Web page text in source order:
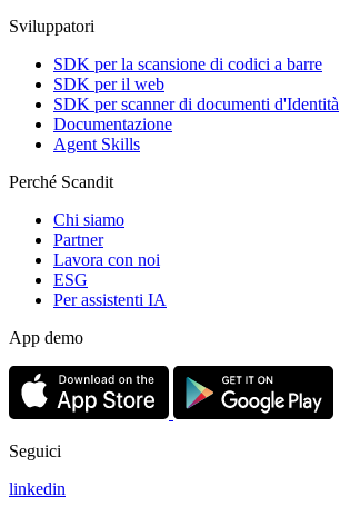
Sviluppatori
SDK per la scansione di codici a barre
SDK per il web
SDK per scanner di documenti d'Identità
Documentazione
Agent Skills
Perché Scandit
Chi siamo
Partner
Lavora con noi
ESG
Per assistenti IA
App demo
Seguici
linkedin